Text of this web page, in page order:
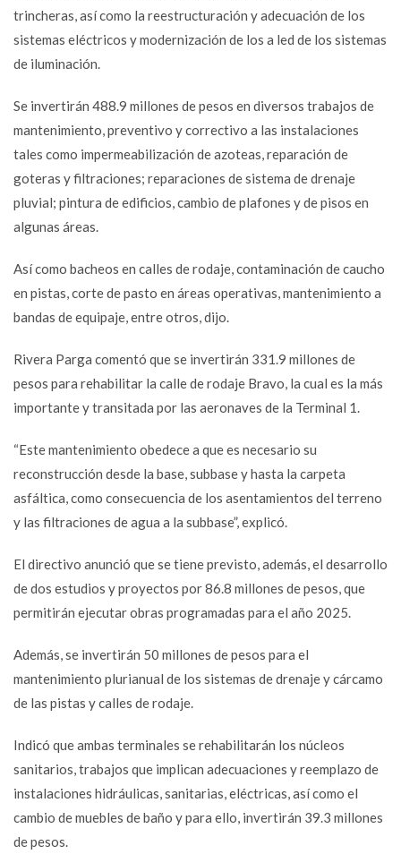
trincheras, así como la reestructuración y adecuación de los
sistemas eléctricos y modernización de los a led de los sistemas
de iluminación.
Se invertirán 488.9 millones de pesos en diversos trabajos de
mantenimiento, preventivo y correctivo a las instalaciones
tales como impermeabilización de azoteas, reparación de
goteras y filtraciones; reparaciones de sistema de drenaje
pluvial; pintura de edificios, cambio de plafones y de pisos en
algunas áreas.
Así como bacheos en calles de rodaje, contaminación de caucho
en pistas, corte de pasto en áreas operativas, mantenimiento a
bandas de equipaje, entre otros, dijo.
Rivera Parga comentó que se invertirán 331.9 millones de
pesos para rehabilitar la calle de rodaje Bravo, la cual es la más
importante y transitada por las aeronaves de la Terminal 1.
“Este mantenimiento obedece a que es necesario su
reconstrucción desde la base, subbase y hasta la carpeta
asfáltica, como consecuencia de los asentamientos del terreno
y las filtraciones de agua a la subbase”, explicó.
El directivo anunció que se tiene previsto, además, el desarrollo
de dos estudios y proyectos por 86.8 millones de pesos, que
permitirán ejecutar obras programadas para el año 2025.
Además, se invertirán 50 millones de pesos para el
mantenimiento plurianual de los sistemas de drenaje y cárcamo
de las pistas y calles de rodaje.
Indicó que ambas terminales se rehabilitarán los núcleos
sanitarios, trabajos que implican adecuaciones y reemplazo de
instalaciones hidráulicas, sanitarias, eléctricas, así como el
cambio de muebles de baño y para ello, invertirán 39.3 millones
de pesos.